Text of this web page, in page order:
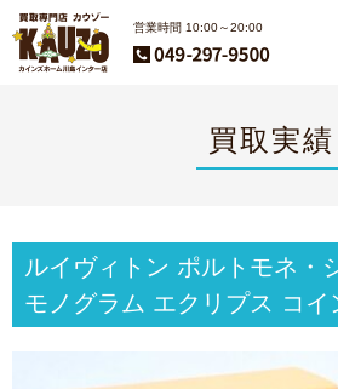
営業時間 10:00～20:00
買取実績
ルイヴィトン ポルトモネ・
モノグラム エクリプス コイ